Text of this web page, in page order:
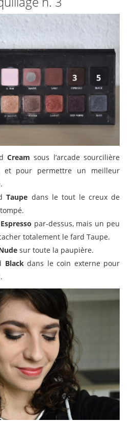
Cream sous l’arcade sourcilière
pour permettre un meilleur
Taupe dans le tout le creux de
Espresso par-dessus, mais un peu
totalement le fard Taupe.
sur toute la paupière.
Blackdans le coin externe pour